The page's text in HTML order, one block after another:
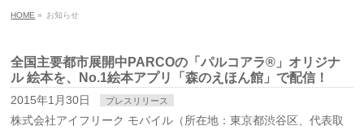
HOME » お知らせ
全国主要都市展開中PARCOの「パルコアラ®」オリジナ
ル 絵本を、No.1絵本アプリ「森のえほん館」で配信！
2015年1月30日 プレスリリース
株式会社アイフリーク モバイル（所在地：東京都渋谷区、代表取